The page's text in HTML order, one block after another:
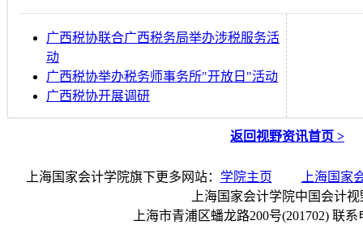
广西税协联合广西税务局举办涉税服务活
动
广西税协举办税务师事务所"开放日"活动
广西税协开展调研
返回视野资讯首页 >
上海国家会计学院旗下更多网站： 学院主页
上海国家
上海国家会计学院中国会计
上海市青浦区蟠龙路200号(201702) 联系